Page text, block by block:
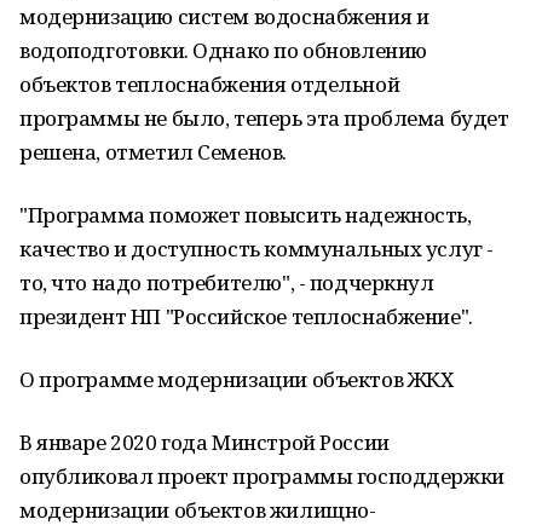
модернизацию систем водоснабжения и
водоподготовки. Однако по обновлению
объектов теплоснабжения отдельной
программы не было, теперь эта проблема будет
решена, отметил Семенов.
"Программа поможет повысить надежность,
качество и доступность коммунальных услуг -
то, что надо потребителю", - подчеркнул
президент НП "Российское теплоснабжение".
О программе модернизации объектов ЖКХ
В январе 2020 года Минстрой России
опубликовал проект программы господдержки
модернизации объектов жилищно-